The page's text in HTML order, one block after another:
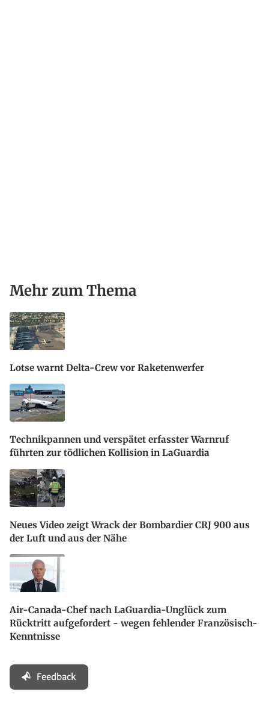
Mehr zum Thema
Lotse warnt Delta-Crew vor Raketenwerfer
Technikpannen und verspätet erfasster Warnruf
führten zur tödlichen Kollision in LaGuardia
Neues Video zeigt Wrack der Bombardier CRJ 900 aus
der Luft und aus der Nähe
Air-Canada-Chef nach LaGuardia-Unglück zum
Rücktritt aufgefordert - wegen fehlender Französisch-
Kenntnisse
Feedback